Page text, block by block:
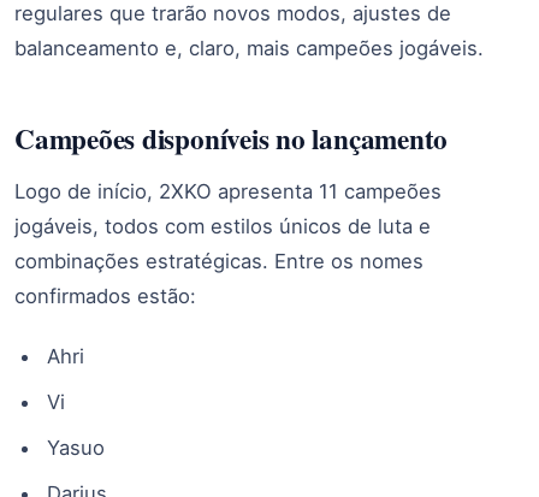
regulares que trarão novos modos, ajustes de
balanceamento e, claro, mais campeões jogáveis.
Campeões disponíveis no lançamento
Logo de início, 2XKO apresenta 11 campeões
jogáveis, todos com estilos únicos de luta e
combinações estratégicas. Entre os nomes
confirmados estão:
Ahri
Vi
Yasuo